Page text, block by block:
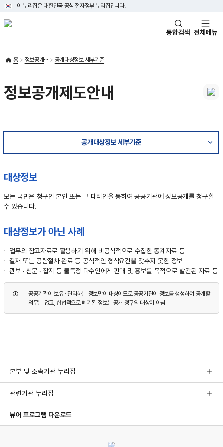
이 누리집은 대한민국 공식 전자정부 누리집입니다.
통합검색 전체메뉴
홈 정보공개 공개대상정보 세부기준
정보공개제도안내
공개대상정보 세부기준
대상정보
모든 국민은 청구인 본인 또는 그 대리인을 통하여 공공기관에 정보공개를 청구할
수 있습니다.
대상정보가 아닌 사례
업무의 참고자료로 활용하기 위해 비공식적으로 수집한 통계자료 등
결재 또는 공람절차 완료 등 공식적인 형식요건을 갖추지 못한 정보
관보 · 신문 · 잡지 등 불특정 다수인에게 판매 및 홍보를 목적으로 발간된 자료 등
공공기관이 보유 · 관리하는 정보만이 대상이므로 공공기관이 정보를 생성하여 공개할
의무는 없고, 합법적으로 폐기된 정보는 공개 청구의 대상이 아님
본부 및 소속기관 누리집
관련기관 누리집
뷰어 프로그램 다운로드